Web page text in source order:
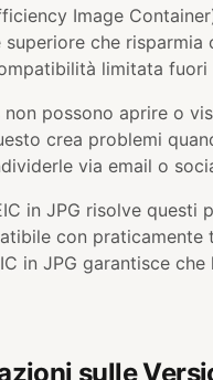
Image
superiore che
limitata fuori
non possono aprire o
crea problemi
via email o
in JPG risolve questi
con praticamente
in JPG garantisce
sulle